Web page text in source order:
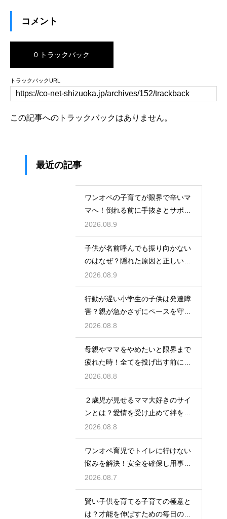
コメント
0 トラックバック
トラックバックURL
この記事へのトラックバックはありません。
最近の記事
ワンオペの子育てが限界で辛いマ
マへ！倒れる前に手抜きとサポー
トを活用
2026.08.9
子供が名前呼んでも振り向かない
のはなぜ？隠れた原因と正しい親
の対応法
2026.08.9
行動が遅い小学生の子供は発達障
害？親が急かさずにペースを守る
サポート
2026.08.8
母親やママをやめたいと限界まで
疲れた時！全てを投げ出す前に試
す休息法
2026.08.8
２歳児が見せるママ大好きのサイ
ンとは？愛情を受け止めて絆を深
める方法
2026.08.8
ワンオペ育児でトイレに行けない
悩みを解決！安全を確保し用事を
済ませる
2026.08.7
賢い子供を育てる子育ての極意と
は？才能を伸ばすための毎日の習